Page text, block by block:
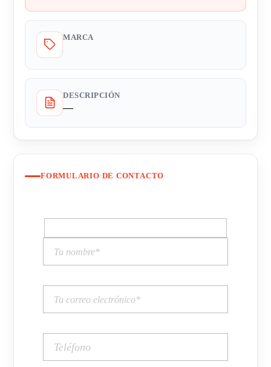
MARCA
DESCRIPCIÓN
—
FORMULARIO DE CONTACTO